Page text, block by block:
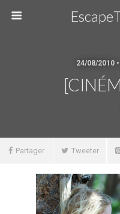
24/08/2010
Partager Tweeter